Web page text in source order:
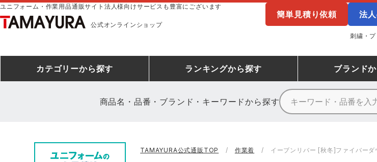
ユニフォーム・作業用品通販サイト法人様向けサービスも豊富にございます
公式オンラインショップ
簡単見積り依頼 法
刺繍・
カテゴリーから探す
防寒着
ランキングから探す
ミズノ安全靴ランキング
ブランド
農作業服
商品名・品番・ブランド・キーワードから探す
TAMAYURA公式通販TOP 作業着 イーブンリバー [秋冬]ファイバー